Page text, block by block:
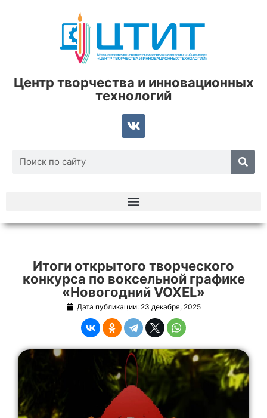
Центр творчества и инновационных
технологий
Итоги открытого творческого
конкурса по воксельной графике
«Новогодний VOXEL»
Дата публикации: 23 декабря, 2025